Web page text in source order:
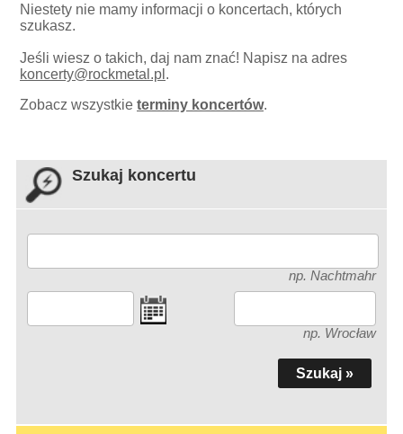
Niestety nie mamy informacji o koncertach, których
szukasz.
Jeśli wiesz o takich, daj nam znać! Napisz na adres
koncerty@rockmetal.pl .
Zobacz wszystkieterminy koncertów.
Szukaj koncertu
np. Nachtmahr
np. Wrocław